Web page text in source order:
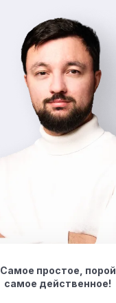
Самое простое, порой
самое действенное!